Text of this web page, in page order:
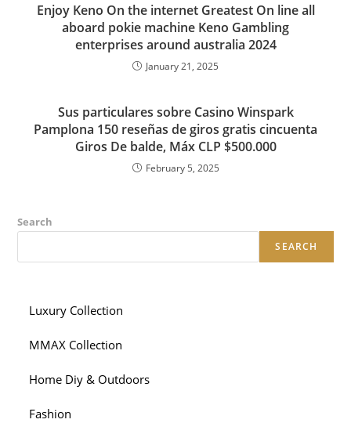
Enjoy Keno On the internet Greatest On line all
aboard pokie machine Keno Gambling
enterprises around australia 2024
January 21, 2025
Sus particulares sobre Casino Winspark
Pamplona 150 reseñas de giros gratis cincuenta
Giros De balde, Máx CLP $500.000
February 5, 2025
Search
SEARCH
Luxury Collection
MMAX Collection
Home Diy & Outdoors
Fashion